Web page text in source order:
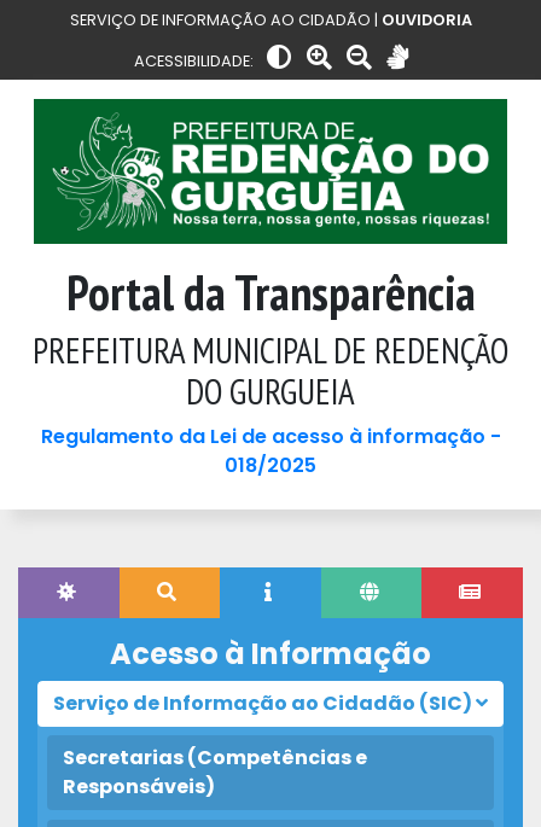
SERVIÇO DE INFORMAÇÃO AO CIDADÃO | OUVIDORIA
ACESSIBILIDADE:
Portal da Transparência
PREFEITURA MUNICIPAL DE REDENÇÃO
DO GURGUEIA
Regulamento da Lei de acesso à informação -
018/2025
Acesso à Informação
Serviço de Informação ao Cidadão (SIC)
Secretarias (Competências e
Responsáveis)